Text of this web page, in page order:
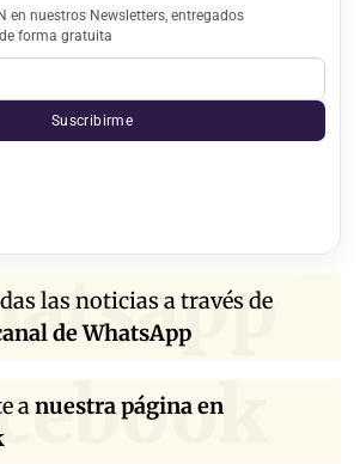
en nuestros Newsletters, entregados
forma gratuita
Suscribirme
las noticias a través de
de WhatsApp
anuestra página en